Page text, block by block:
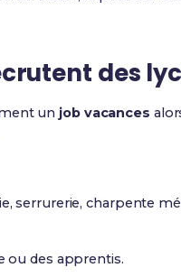
des
un job vacances
serrurerie, charpente
ou des apprentis.